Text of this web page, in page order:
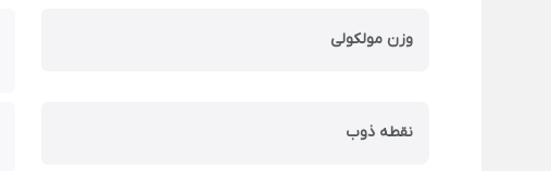
وزن مولکولی
نقطه ذوب